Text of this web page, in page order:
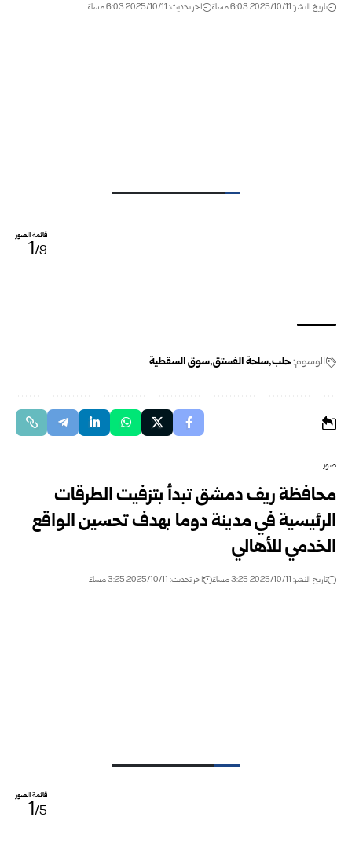
تاريخ النشر: 2025/10/11 6:03 مساءً اخر تحديث: 2025/10/11 6:03 مساءً
قائمة الصور
1/9
الوسوم:حلب ساحة الفستق سوق السقطية
صور
محافظة ريف دمشق تبدأ بتزفيت الطرقات
الرئيسية في مدينة دوما بهدف تحسين الواقع
الخدمي للأهالي
تاريخ النشر: 2025/10/11 3:25 مساءً اخر تحديث: 2025/10/11 3:25 مساءً
قائمة الصور
1/5